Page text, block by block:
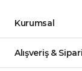
Kurumsal
Alışveriş &